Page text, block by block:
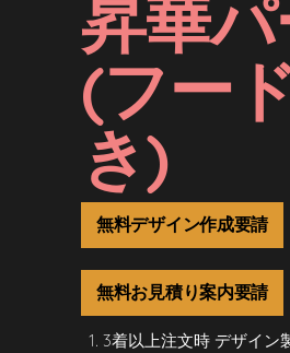
昇華
(フー
き)
無料デザイン作成要請
無料お見積り案内要請
3着以上注文時 デザイン